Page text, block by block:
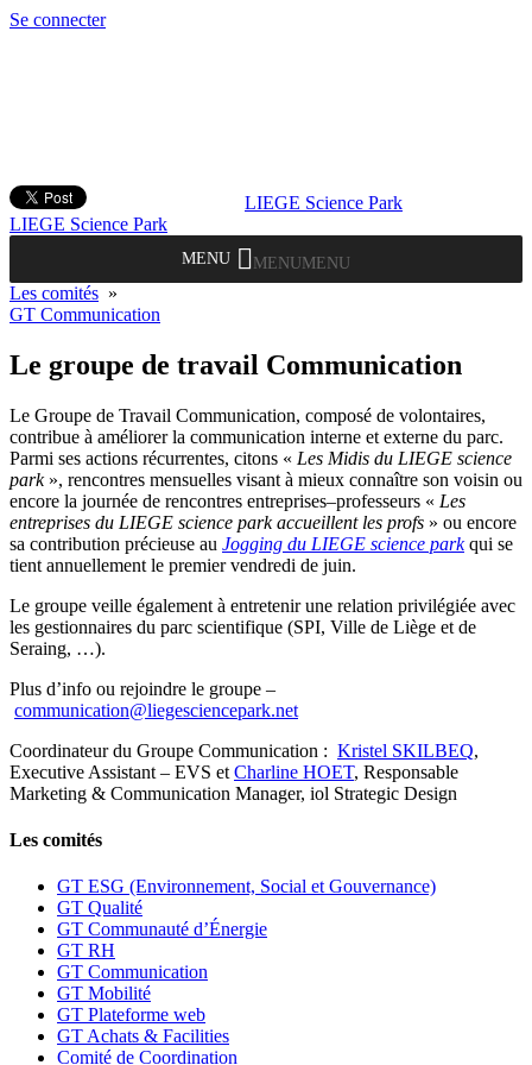
Se connecter
LIEGE Science Park
LIEGE Science Park
MENU MENU
Les comités »
GT Communication
Le groupe de travail Communication
Le Groupe de Travail Communication, composé de volontaires,
contribue à améliorer la communication interne et externe du parc.
Parmi ses actions récurrentes, citons « Les Midis du LIEGE science
park », rencontres mensuelles visant à mieux connaître son voisin ou
encore la journée de rencontres entreprises–professeurs « Les
entreprises du LIEGE science park accueillent les profs » ou encore
sa contribution précieuse au Jogging du LIEGE science parkqui se
tient annuellement le premier vendredi de juin.
Le groupe veille également à entretenir une relation privilégiée avec
les gestionnaires du parc scientifique (SPI, Ville de Liège et de
Seraing, …).
Plus d’info ou rejoindre le groupe –
communication@liegesciencepark.net
Coordinateur du Groupe Communication : Kristel SKILBEQ,
Executive Assistant – EVS et Charline HOET, Responsable
Marketing & Communication Manager, iol Strategic Design
Les comités
GT ESG (Environnement, Social et Gouvernance)
GT Qualité
GT Communauté d’Énergie
GT RH
GT Communication
GT Mobilité
GT Plateforme web
GT Achats & Facilities
Comité de Coordination